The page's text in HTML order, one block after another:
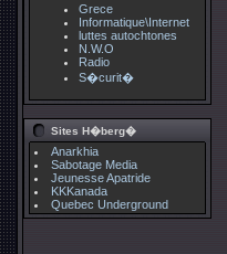
Grece
Informatique\Internet
luttes autochtones
N.W.O
Radio
S�curit�
Sites H�berg�
Anarkhia
Sabotage Media
Jeunesse Apatride
KKKanada
Quebec Underground